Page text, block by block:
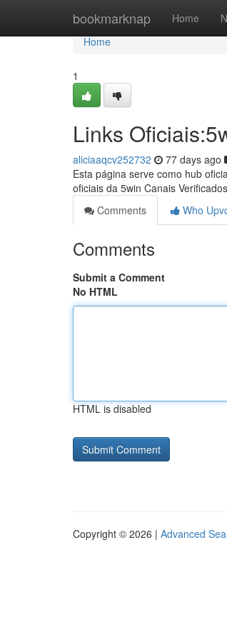
bookmarknap Home
Home
Home
1
Links
aliciaaqcv252732 77 days ago
Esta página serve como hub
oficiais da 5win Canais
Comments
Who
Comments
Submit a Comment
No HTML
HTML is disabled
Copyright © 2026 | Advanced